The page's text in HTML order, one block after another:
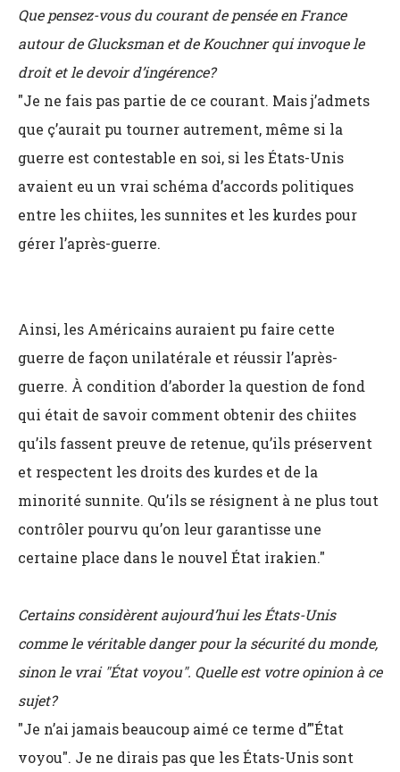
Que pensez-vous du courant de pensée en France
autour de Glucksman et de Kouchner qui invoque le
droit et le devoir d’ingérence?
"Je ne fais pas partie de ce courant. Mais j’admets
que ç’aurait pu tourner autrement, même si la
guerre est contestable en soi, si les États-Unis
avaient eu un vrai schéma d’accords politiques
entre les chiites, les sunnites et les kurdes pour
gérer l’après-guerre.
Ainsi, les Américains auraient pu faire cette
guerre de façon unilatérale et réussir l’après-
guerre. À condition d’aborder la question de fond
qui était de savoir comment obtenir des chiites
qu’ils fassent preuve de retenue, qu’ils préservent
et respectent les droits des kurdes et de la
minorité sunnite. Qu’ils se résignent à ne plus tout
contrôler pourvu qu’on leur garantisse une
certaine place dans le nouvel État irakien."
Certains considèrent aujourd’hui les États-Unis
comme le véritable danger pour la sécurité du monde,
sinon le vrai "État voyou". Quelle est votre opinion à ce
sujet?
"Je n’ai jamais beaucoup aimé ce terme d’"État
voyou". Je ne dirais pas que les États-Unis sont